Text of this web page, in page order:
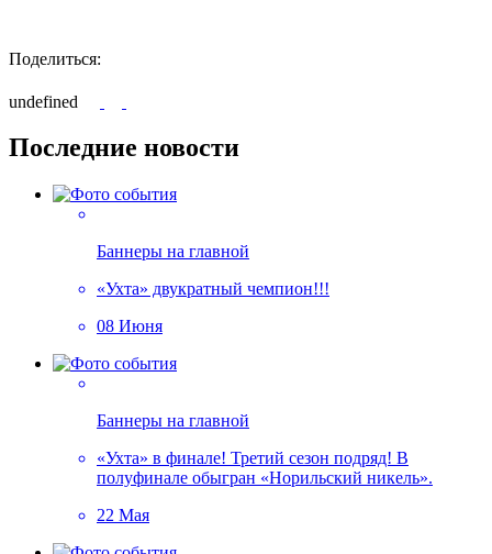
Поделиться:
undefined
Последние новости
Баннеры на главной
«Ухта» двукратный чемпион!!!
08 Июня
Баннеры на главной
«Ухта» в финале! Третий сезон подряд! В
полуфинале обыгран «Норильский никель».
22 Мая